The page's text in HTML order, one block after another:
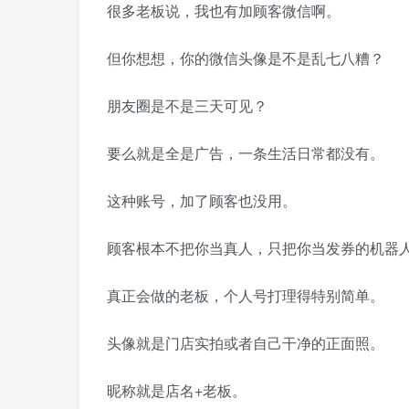
很多老板说，我也有加顾客微信啊。
但你想想，你的微信头像是不是乱七八糟？
朋友圈是不是三天可见？
要么就是全是广告，一条生活日常都没有。
这种账号，加了顾客也没用。
顾客根本不把你当真人，只把你当发券的机器
真正会做的老板，个人号打理得特别简单。
头像就是门店实拍或者自己干净的正面照。
昵称就是店名+老板。